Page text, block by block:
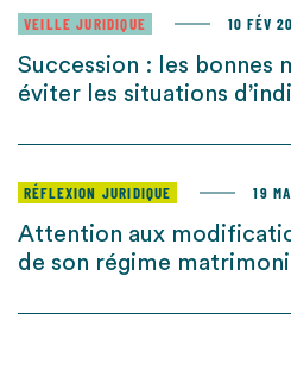
VEILLE JURIDIQUE 10 FÉV
Succession : les bonnes
éviter les situations
RÉFLEXION JURIDIQUE 19
Attention aux
de son régime